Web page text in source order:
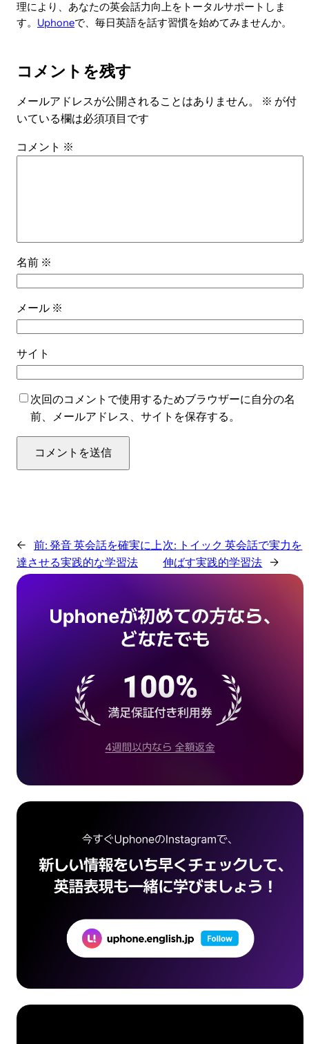
理により、あなたの英会話力向上をトータルサポートしま
す。 Uphoneで、毎日英語を話す習慣を始めてみませんか。
コメントを残す
メールアドレスが公開されることはありません。 ※ が付
いている欄は必須項目です
コメント ※
名前 ※
メール ※
サイト
次回のコメントで使用するためブラウザーに自分の名
前、メールアドレス、サイトを保存する。
← 前: 発音 英会話を確実に上
達させる実践的な学習法
次: トイック 英会話で実力を
伸ばす実践的学習法 →